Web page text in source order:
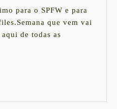
SPFW
para o SPFW e para
que vem vai
de todas as